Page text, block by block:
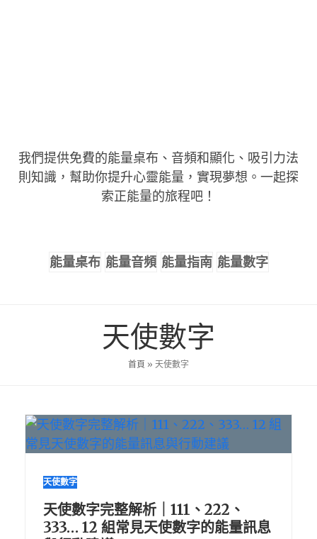
我們提供免費的能量桌布、音頻和顯化、吸引力法
則知識，幫助你提升心靈能量，實現夢想。一起探
索正能量的旅程吧！
能量桌布 能量音頻 能量指南 能量數字
天使數字
首頁 » 天使數字
天使數字
天使數字完整解析｜111、222、
333… 12 組常見天使數字的能量訊息